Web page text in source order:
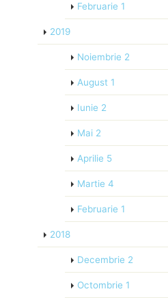
Februarie 1
2019
Noiembrie 2
August 1
Iunie 2
Mai 2
Aprilie 5
Martie 4
Februarie 1
2018
Decembrie 2
Octombrie 1